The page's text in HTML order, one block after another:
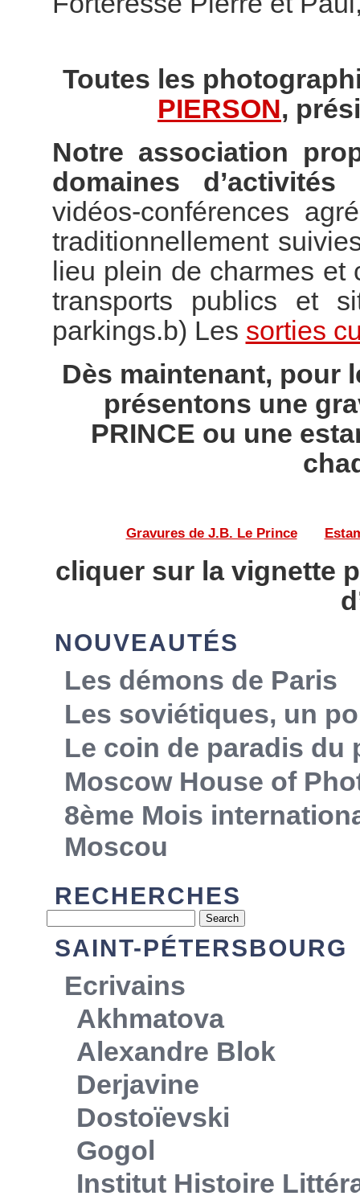
Toutes les
PIERSON,
Notre association
domaines d’activités
vidéos-conférences
traditionnellement
lieu plein de charmes et
transports publics et
parkings.b) Les sorties
Dès maintenant, pour
présentons une
PRINCE ou une
Gravures de J.B. Le Prince——
cliquer sur la vignette
NOUVEAUTÉS
Les démons de Paris
Les soviétiques, un
Le coin de paradis du
Moscow House of
8ème Mois
Moscou
RECHERCHES
SAINT-PÉTERSBOURG
Ecrivains
Akhmatova
Alexandre Blok
Derjavine
Dostoïevski
Gogol
Institut Histoire